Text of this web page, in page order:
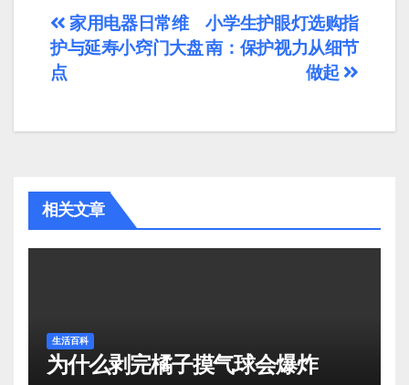
文
章
航
小学生护眼灯选购指
南：保护视力从细节
做起
家用电器日常维
护与延寿小窍门大盘
点
相关文章
生活百科
为什么剥完橘子摸气球会爆炸